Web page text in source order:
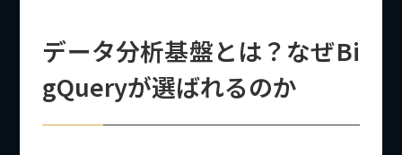
データ分析基盤とは？なぜBi
gQueryが選ばれるのか